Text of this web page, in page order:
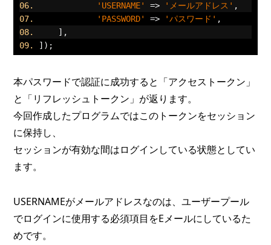
'USERNAME'
=> 'メールアドレス' ,
'PASSWORD'
=> 'パスワード' ,
],
]);
本パスワードで認証に成功すると「アクセストークン」
と「リフレッシュトークン」が返ります。
今回作成したプログラムではこのトークンをセッション
に保持し、
セッションが有効な間はログインしている状態としてい
ます。
USERNAMEがメールアドレスなのは、ユーザープール
でログインに使用する必須項目をEメールにしているた
めです。